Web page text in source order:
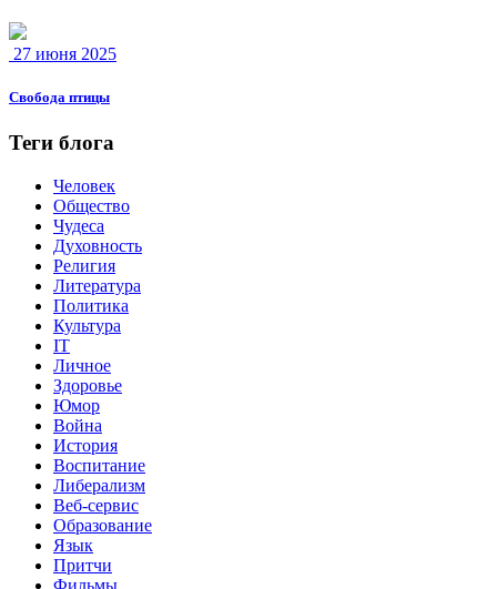
27 июня 2025
Свобода птицы
Теги блога
Человек
Общество
Чудеса
Духовность
Религия
Литература
Политика
Культура
IT
Личное
Здоровье
Юмор
Война
История
Воспитание
Либерализм
Веб-сервис
Образование
Язык
Притчи
Фильмы